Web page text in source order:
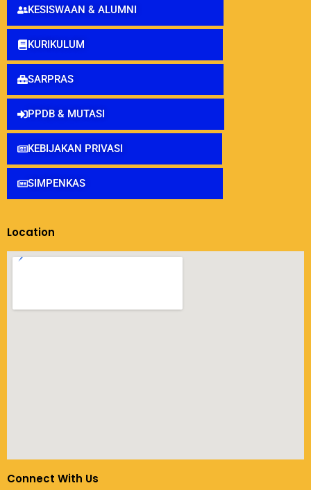
KESISWAAN & ALUMNI
KURIKULUM
SARPRAS
PPDB & MUTASI
KEBIJAKAN PRIVASI
SIMPENKAS
Location
Connect With Us